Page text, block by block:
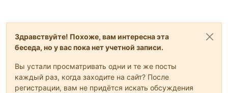
Здравствуйте! Похоже, вам интересна эта
беседа, но у вас пока нет учетной записи.
Вы устали просматривать одни и те же посты
каждый раз, когда заходите на сайт? После
регистрации, вам не придётся искать обсуждения